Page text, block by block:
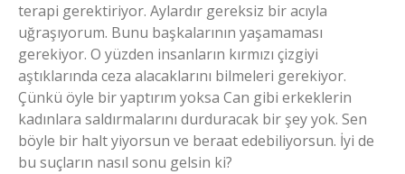
terapi gerektiriyor. Aylardır gereksiz bir acıyla
uğraşıyorum. Bunu başkalarının yaşamaması
gerekiyor. O yüzden insanların kırmızı çizgiyi
aştıklarında ceza alacaklarını bilmeleri gerekiyor.
Çünkü öyle bir yaptırım yoksa Can gibi erkeklerin
kadınlara saldırmalarını durduracak bir şey yok. Sen
böyle bir halt yiyorsun ve beraat edebiliyorsun. İyi de
bu suçların nasıl sonu gelsin ki?